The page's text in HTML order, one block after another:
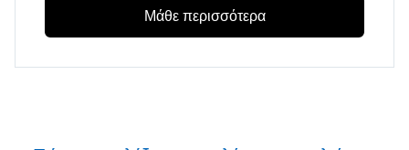
Μάθε περισσότερα